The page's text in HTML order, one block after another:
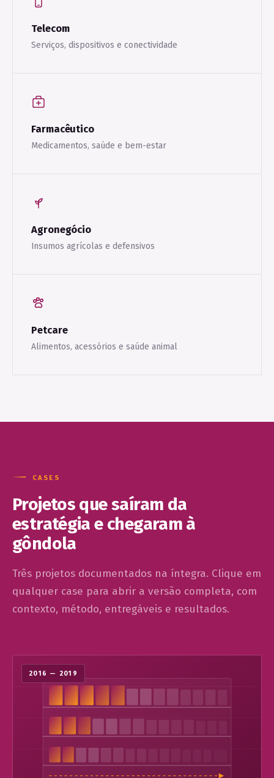
Telecom
Serviços, dispositivos e conectividade
Farmacêutico
Medicamentos, saúde e bem-estar
Agronegócio
Insumos agrícolas e defensivos
Petcare
Alimentos, acessórios e saúde animal
CASES
Projetos que saíram da
estratégia e chegaram à
gôndola
Três projetos documentados na íntegra. Clique em
qualquer case para abrir a versão completa, com
contexto, método, entregáveis e resultados.
2016 — 2019